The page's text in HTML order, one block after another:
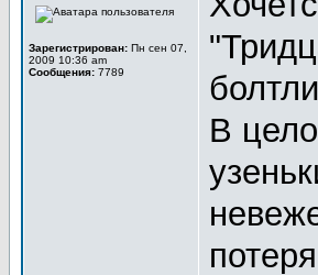
Зарегистрирован: Пн сен 07,
2009 10:36 am
Сообщения: 7789
В